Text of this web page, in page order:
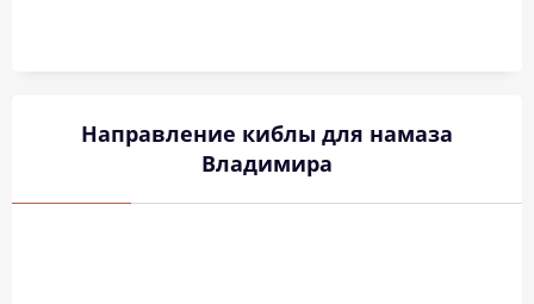
Направление киблы для намаза
Владимира